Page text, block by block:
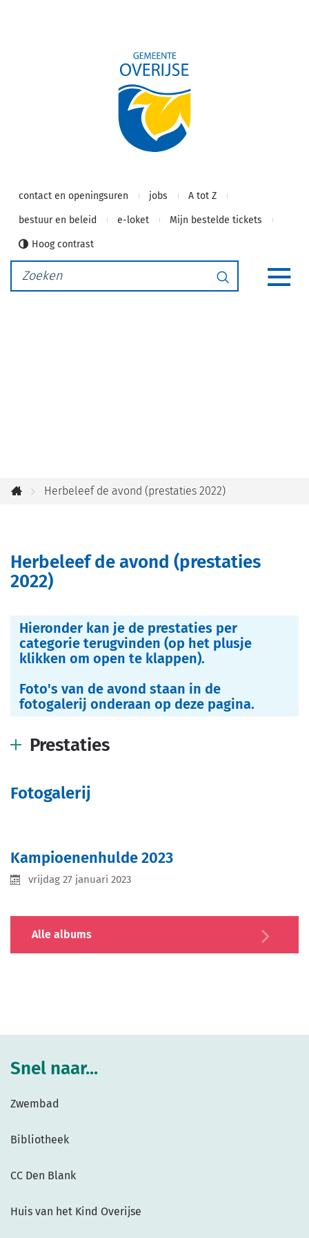
inhoud
contact en openingsuren jobs A tot Z
bestuur en beleid e-loket Mijn bestelde tickets
Hoog contrast
Waarmee
kunnen
Zoeken
Herbeleef de avond (prestaties 2022)
Herbeleef de avond (prestaties
2022)
Hieronder kan je de prestaties per
categorie terugvinden (op het plusje
klikken om open te klappen).
Foto's van de avond staan in de
fotogalerij onderaan op deze pagina.
Prestaties
Fotogalerij
Kampioenenhulde 2023
vrijdag 27 januari 2023
Alle albums
Snel naar...
Zwembad
Bibliotheek
CC Den Blank
Huis van het Kind Overijse